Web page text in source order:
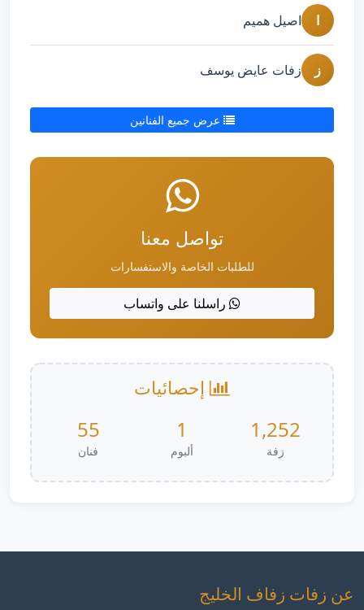
ا اصيل هميم
ز زفات عايض يوسف
عرض جميع الفنانين
تواصل معنا
للطلبات الخاصة والاستفسارات
راسلنا على واتساب
إحصائيات
1,252
زفة
1
ألبوم
55
فنان
عن زفات زفاف الخليج